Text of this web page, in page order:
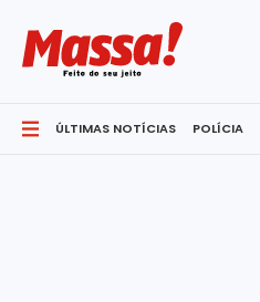
ÚLTIMAS NOTÍCIAS POLÍCIA